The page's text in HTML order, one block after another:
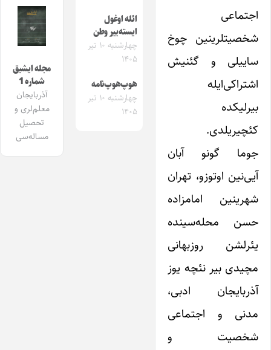
اجتماعی
شخصیتلرینین چوخ
ساییلی و گئنیش
اشتراکی‌ایله
بیرلیکده
کئچیریلدی.
جوما گونو آبان
آیی‌نین اوتوزو، تهران
شهرینین امامزاده
حسن محله‌سینده
یئرلشن روزبهانی
مچیدی بیر نئچه یوز
آذربایجان ادبی،
مدنی و اجتماعی
شخصیت و
ائله اوغول
ایسته‌ییر وطن
چهارشنبه ۱۰ تیر
۱۴۰۵
هوپ‌هوپ‌نامه
چهارشنبه ۱۰ تیر
۱۴۰۵
مجله ایشیق
شماره 1
آذربایجان
معلم‌لری و
تحصیل
مساله‌سی